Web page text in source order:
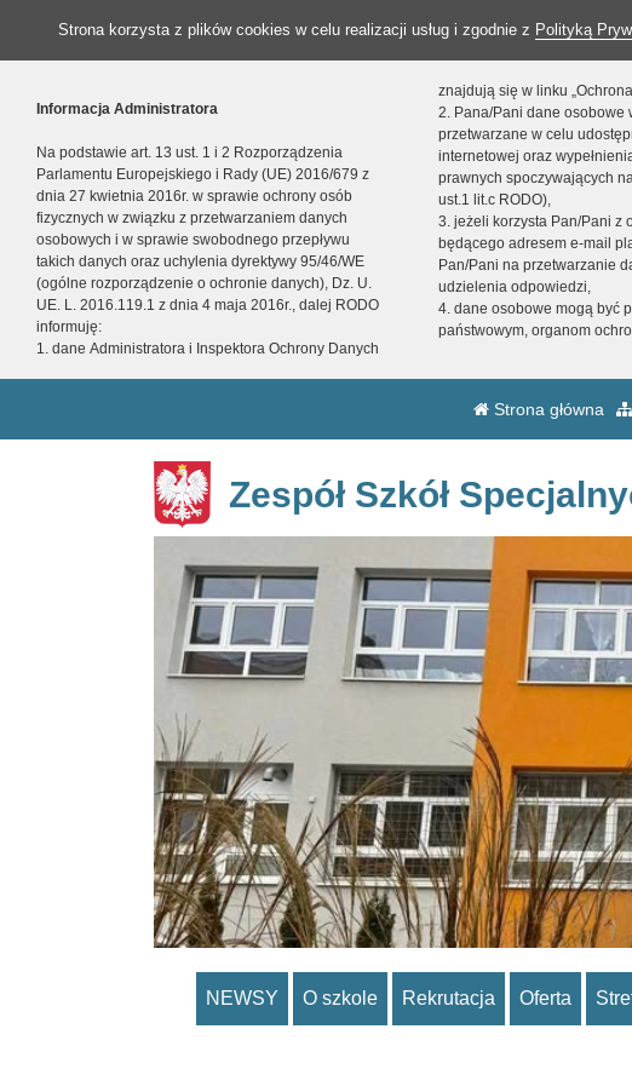
Strona korzysta z plików cookies w celu realizacji usług i zgodnie z Polityką
Informacja Administratora
Na podstawie art. 13 ust. 1 i 2 Rozporządzenia
Parlamentu Europejskiego i Rady (UE) 2016/679 z
dnia 27 kwietnia 2016r. w sprawie ochrony osób
fizycznych w związku z przetwarzaniem danych
osobowych i w sprawie swobodnego przepływu
takich danych oraz uchylenia dyrektywy 95/46/WE
(ogólne rozporządzenie o ochronie danych), Dz. U.
UE. L. 2016.119.1 z dnia 4 maja 2016r., dalej RODO
informuję:
1. dane Administratora i Inspektora Ochrony Danych
znajdują się w linku
2. Pana/Pani dane osobowe
przetwarzane w celu
internetowej oraz
prawnych spoczywających
ust.1 lit.c RODO),
3. jeżeli korzysta Pan/Pani z
będącego adresem e-mail
Pan/Pani na przetwarzanie
udzielenia odpowiedzi,
4. dane osobowe mogą być
państwowym, organom
Strona główna
Zespół Szkół
NEWSY O szkole Rekrutacja Oferta